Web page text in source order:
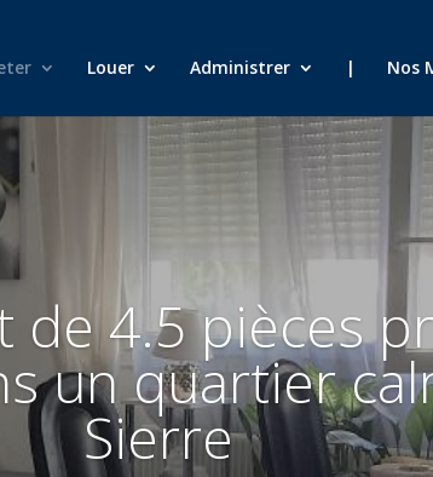
Louer Administrer | Nos
de 4.5 pièces
un quartier
Sierre